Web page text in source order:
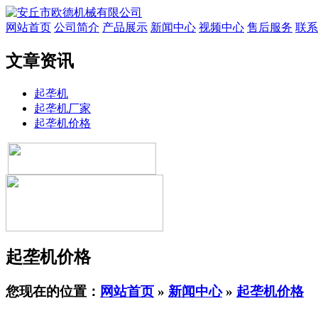
网站首页 公司简介 产品展示 新闻中心 视频中心 售后服务 联
文章资讯
起垄机
起垄机厂家
起垄机价格
起垄机价格
您现在的位置： 网站首页 » 新闻中心» 起垄机价格